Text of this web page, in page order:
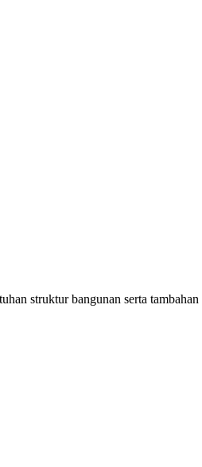
struktur bangunan serta